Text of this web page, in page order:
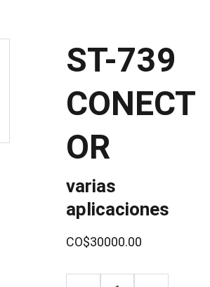
ST-739
CONECT
OR
varias
aplicaciones
CO$30000.00